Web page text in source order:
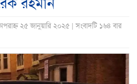
২৫ জানুয়ারি ২০২৫ | সংবাদটি ১৬৪ বার